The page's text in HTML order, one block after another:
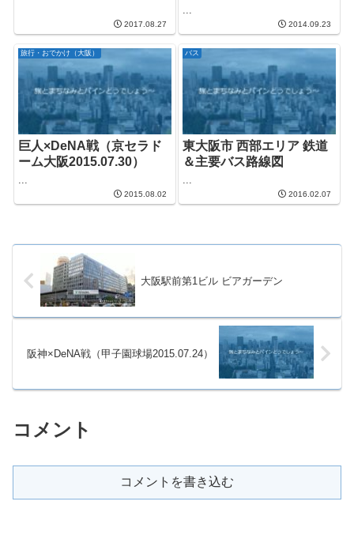
2017.08.27
...
2014.09.23
旅行・おでかけ（大阪）
巨人×DeNA戦（京セラド
ーム大阪2015.07.30）
2015.08.02
バス
東大阪市 西部エリア 鉄道
＆主要バス路線図
2016.02.07
大阪駅前第1ビル ビアガーデン
阪神×DeNA戦（甲子園球場2015.07.24）
コメント
コメントを書き込む